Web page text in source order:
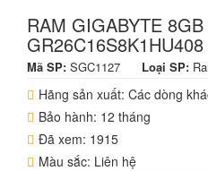
RAM GIGABYTE
Mã SP: SGC1127 Loại SP:
Hãng sản xuất: Các dòng
Bảo hành: 12 tháng
Đã xem: 1915
Màu sắc: Liên hệ